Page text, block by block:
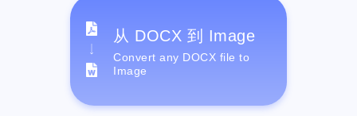
从 DOCX 到 Image
Convert any DOCX file to
Image